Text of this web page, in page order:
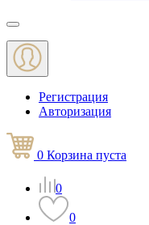
Меню
Регистрация
Авторизация
0 Корзина пуста
0
0